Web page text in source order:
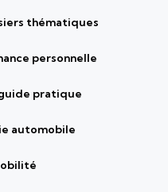
thématiques
personnelle
pratique
automobile